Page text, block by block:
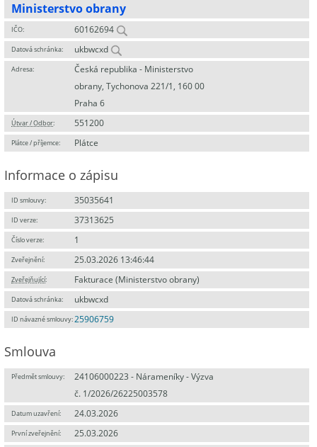
Ministerstvo obrany
IČO: 60162694
Datová schránka: ukbwcxd
Adresa:
Česká republika - Ministerstvo
obrany, Tychonova 221/1, 160 00
Praha 6
Útvar / Odbor: 551200
Plátce / příjemce: Plátce
Informace o zápisu
ID smlouvy: 35035641
ID verze: 37313625
Číslo verze: 1
Zveřejnění: 25.03.2026 13:46:44
Zveřejňující: Fakturace (Ministerstvo obrany)
Datová schránka: ukbwcxd
ID návazné smlouvy:25906759
Smlouva
Předmět smlouvy:
24106000223 - Nárameníky - Výzva
č. 1/2026/26225003578
Datum uzavření: 24.03.2026
První zveřejnění: 25.03.2026